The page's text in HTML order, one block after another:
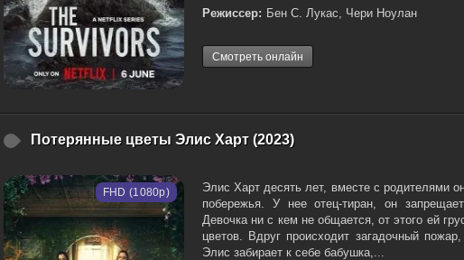
Режиссер: Бен С. Лукас, Чери Ноулан
Смотреть онлайн
Потерянные цветы Элис Харт (2023)
FHD (1080p)
Элис Харт десять лет, вместе с родителями
побережья. У нее отец-тиран, он
Девочка ни с кем не общается, от этого ей
цветов. Вдруг происходит загадочный
Элис забирает к себе бабушка,...